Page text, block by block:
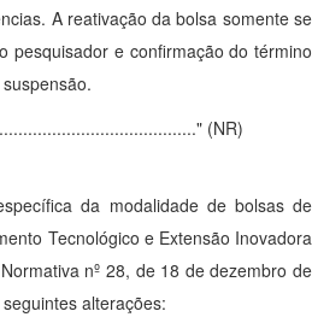
A reativação da bolsa somente se
pesquisador e confirmação do término
(NR)
da modalidade de bolsas de
Tecnológico e Extensão Inovadora
nº 28, de 18 de dezembro de
alterações: